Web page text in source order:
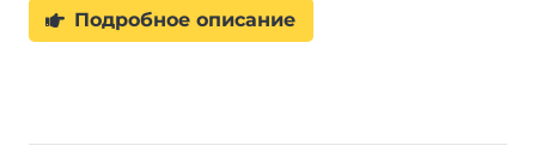
Подробное описание